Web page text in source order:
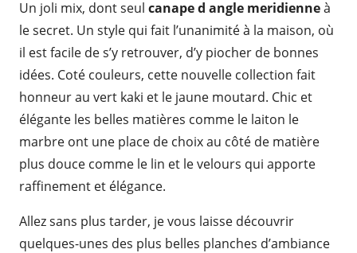
Un joli mix, dont seul canape d angle meridienneà
le secret. Un style qui fait l’unanimité à la maison, où
il est facile de s’y retrouver, d’y piocher de bonnes
idées. Coté couleurs, cette nouvelle collection fait
honneur au vert kaki et le jaune moutard. Chic et
élégante les belles matières comme le laiton le
marbre ont une place de choix au côté de matière
plus douce comme le lin et le velours qui apporte
raffinement et élégance.
Allez sans plus tarder, je vous laisse découvrir
quelques-unes des plus belles planches d’ambiance